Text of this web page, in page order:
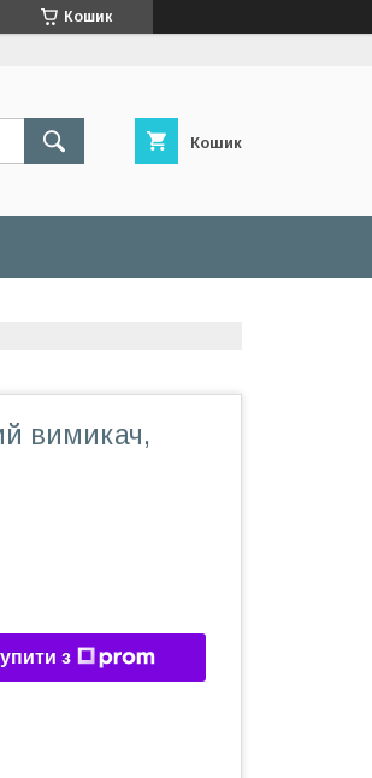
Кошик
Кошик
вимикач,
з